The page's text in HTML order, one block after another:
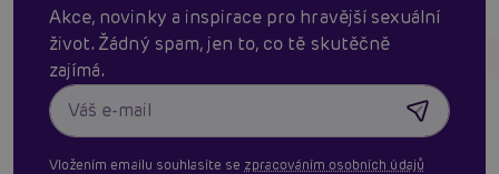
Akce, novinky a inspirace pro hravější sexuální
život. Žádný spam, jen to, co tě skutěčně
zajímá.
Vložením emailu souhlasíte se zpracováním osobních údajů